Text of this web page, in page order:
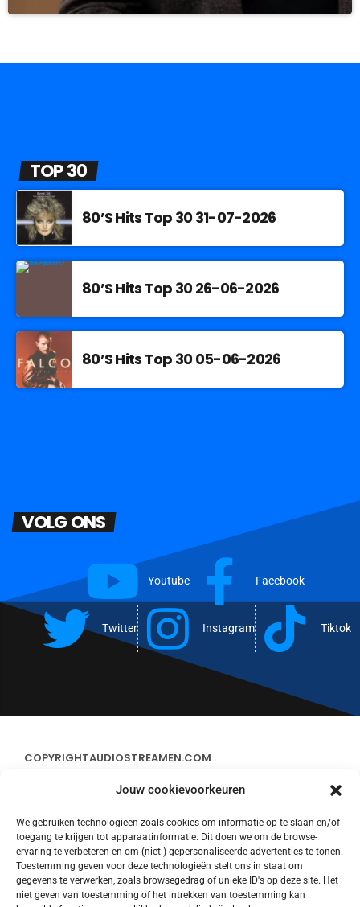
Jouw cookievoorkeuren
We gebruiken technologieën zoals cookies om informatie op te slaan en/of
toegang te krijgen tot apparaatinformatie. Dit doen we om de browse-
ervaring te verbeteren en om (niet-) gepersonaliseerde advertenties te tonen.
Toestemming geven voor deze technologieën stelt ons in staat om
gegevens te verwerken, zoals browsegedrag of unieke ID's op deze site. Het
niet geven van toestemming of het intrekken van toestemming kan
TOP 30
80’S Hits Top 30 31-07-2026
80’S Hits Top 30 26-06-2026
80’S Hits Top 30 05-06-2026
VOLG ONS
Youtube Facebook
Twitter Instagram Tiktok
COPYRIGHTAUDIOSTREAMEN.COM
CONTACT
STREAMS